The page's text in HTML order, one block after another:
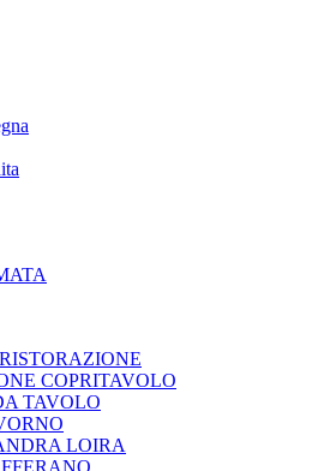
COPRITAVOLO
TAVOLO
LOIRA